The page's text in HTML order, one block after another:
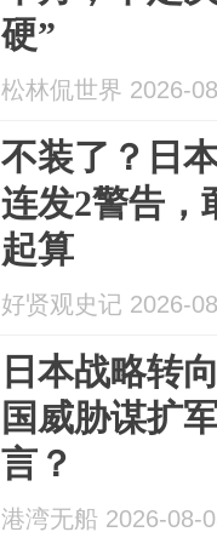
硬”
松林侃世界 2026-
不装了？日
连发2警告，
起算
好贤观史记 2026-
日本战略转
国威胁谋扩
言？
港湾无船 2026-08-